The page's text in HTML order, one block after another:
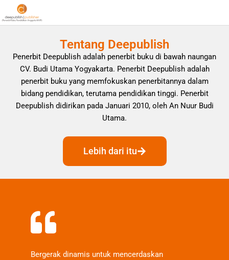
Tentang Deepublish
Penerbit Deepublish adalah penerbit buku di bawah naungan
CV. Budi Utama Yogyakarta. Penerbit Deepublish adalah
penerbit buku yang memfokuskan penerbitannya dalam
bidang pendidikan, terutama pendidikan tinggi. Penerbit
Deepublish didirikan pada Januari 2010, oleh An Nuur Budi
Utama.
Lebih dari itu
Bergerak dinamis untuk mencerdaskan